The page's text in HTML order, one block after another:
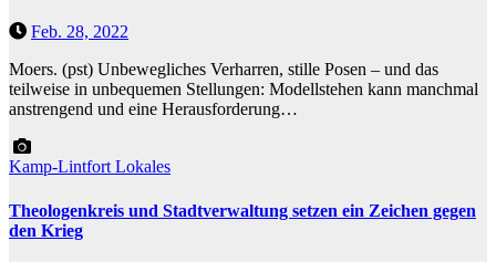
Feb. 28, 2022
Moers. (pst) Unbewegliches Verharren, stille Posen – und das
teilweise in unbequemen Stellungen: Modellstehen kann manchmal
anstrengend und eine Herausforderung…
Kamp-LintfortLokales
Theologenkreis und Stadtverwaltung setzen ein Zeichen gegen
den Krieg